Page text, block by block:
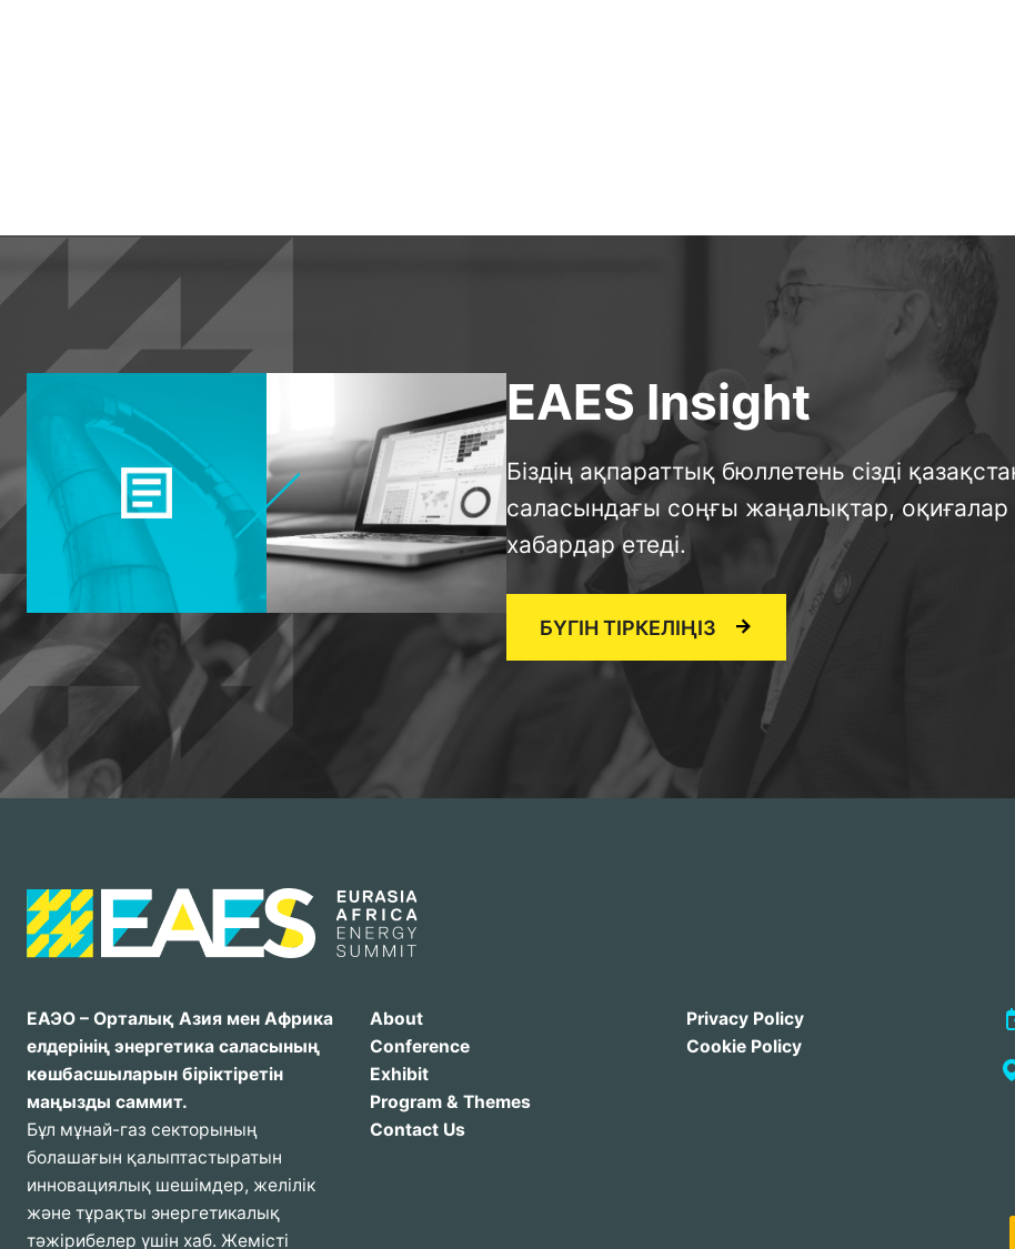
EAES Insight
Біздің ақпараттық бюллетень сізді
саласындағы соңғы жаңалықтар,
хабардар етеді.
БҮГІН ТІРКЕЛІҢІЗ
ЕАЭО – Орталық Азия мен Африка
елдерінің энергетика саласының
көшбасшыларын біріктіретін
маңызды саммит.
Бұл мұнай-газ секторының
болашағын қалыптастыратын
инновациялық шешімдер, желілік
және тұрақты энергетикалық
тәжірибелер үшін хаб. Жемісті
About
Conference
Exhibit
Program & Themes
Contact Us
Privacy Policy
Cookie Policy